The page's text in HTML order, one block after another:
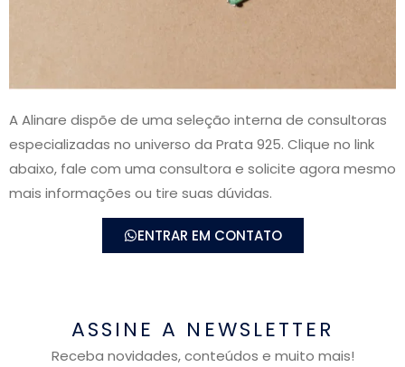
A Alinare dispõe de uma seleção interna de consultoras
especializadas no universo da Prata 925. Clique no link
abaixo, fale com uma consultora e solicite agora mesmo
mais informações ou tire suas dúvidas.
ENTRAR EM CONTATO
ASSINE A NEWSLETTER
Receba novidades, conteúdos e muito mais!